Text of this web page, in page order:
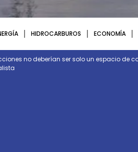
HIDROCARBUROS ECONOMÍA
no deberían ser solo un espacio de